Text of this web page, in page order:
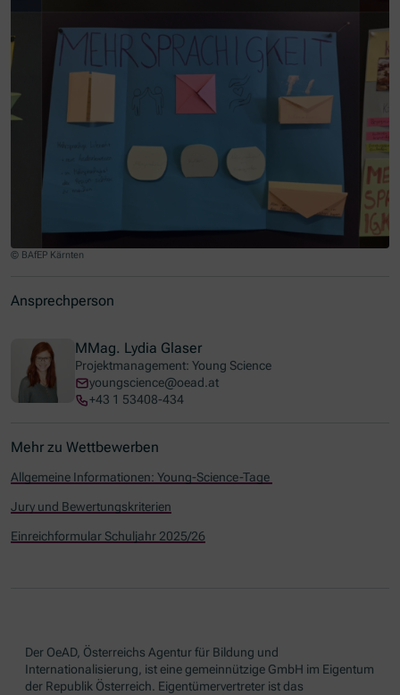
© BAfEP Kärnten
Ansprechperson
MMag. Lydia Glaser
Projektmanagement: Young Science
youngscience@oead.at
+43 1 53408-434
Mehr zu Wettbewerben
Allgemeine Informationen: Young-Science-Tage
Jury und Bewertungskriterien
Einreichformular Schuljahr 2025/26
Der OeAD, Österreichs Agentur für Bildung und
Internationalisierung, ist eine gemeinnützige GmbH im Eigentum
der Republik Österreich. Eigentümervertreter ist das